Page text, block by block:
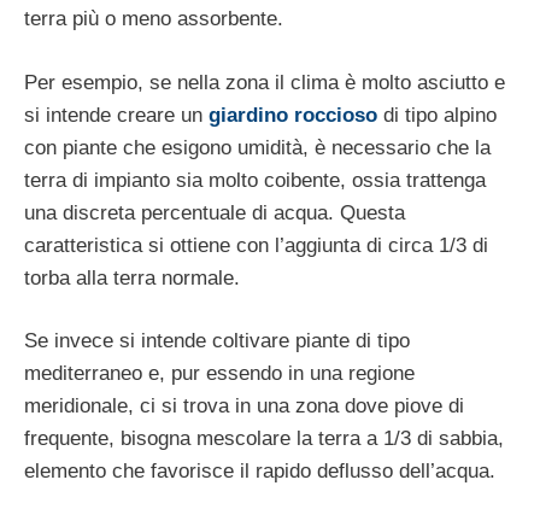
terra più o meno assorbente.
Per esempio, se nella zona il clima è molto asciutto e
si intende creare un giardino roccioso di tipo alpino
con piante che esigono umidità, è necessario che la
terra di impianto sia molto coibente, ossia trattenga
una discreta percentuale di acqua. Questa
caratteristica si ottiene con l’aggiunta di circa 1/3 di
torba alla terra normale.
Se invece si intende coltivare piante di tipo
mediterraneo e, pur essendo in una regione
meridionale, ci si trova in una zona dove piove di
frequente, bisogna mescolare la terra a 1/3 di sabbia,
elemento che favorisce il rapido deflusso dell’acqua.